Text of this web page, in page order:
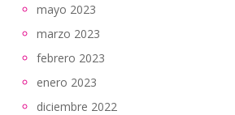
mayo 2023
marzo 2023
febrero 2023
enero 2023
diciembre 2022